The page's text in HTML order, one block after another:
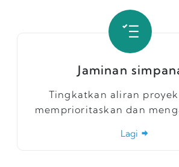
Jaminan
Tingkatkan aliran
memprioritaskan dan
Lagi